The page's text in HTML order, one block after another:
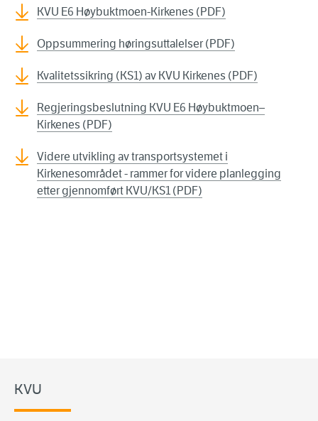
KVU E6 Høybuktmoen-Kirkenes (PDF)
Oppsummering høringsuttalelser (PDF)
Kvalitetssikring (KS1) av KVU Kirkenes (PDF)
Regjeringsbeslutning KVU E6 Høybuktmoen–
Kirkenes (PDF)
Videre utvikling av transportsystemet i
Kirkenesområdet - rammer for videre planlegging
etter gjennomført KVU/KS1 (PDF)
KVU